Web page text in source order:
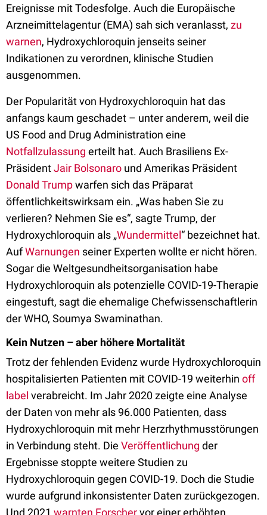
Ereignisse mit Todesfolge. Auch die Europäische
Arzneimittelagentur (EMA) sah sich veranlasst, zu
warnen, Hydroxychloroquin jenseits seiner
Indikationen zu verordnen, klinische Studien
ausgenommen.
Der Popularität von Hydroxychloroquin hat das
anfangs kaum geschadet – unter anderem, weil die
US Food and Drug Administration eine
Notfallzulassung erteilt hat. Auch Brasiliens Ex-
PräsidentJair Bolsonaro und Amerikas Präsident
Donald Trumpwarfen sich das Präparat
öffentlichkeitswirksam ein. „Was haben Sie zu
verlieren? Nehmen Sie es“, sagte Trump, der
Hydroxychloroquin als „Wundermittel“ bezeichnet hat.
AufWarnungen seiner Experten wollte er nicht hören.
Sogar die Weltgesundheitsorganisation habe
Hydroxychloroquin als potenzielle COVID-19-Therapie
eingestuft, sagt die ehemalige Chefwissenschaftlerin
der WHO, Soumya Swaminathan.
Kein Nutzen – aber höhere Mortalität
Trotz der fehlenden Evidenz wurde Hydroxychloroquin
hospitalisierten Patienten mit COVID-19 weiterhin off
label verabreicht. Im Jahr 2020 zeigte eine Analyse
der Daten von mehr als 96.000 Patienten, dass
Hydroxychloroquin mit mehr Herzrhythmusstörungen
in Verbindung steht. Die Veröffentlichung der
Ergebnisse stoppte weitere Studien zu
Hydroxychloroquin gegen COVID-19. Doch die Studie
wurde aufgrund inkonsistenter Daten zurückgezogen.
Und 2021 warnten Forschervor einer erhöhten